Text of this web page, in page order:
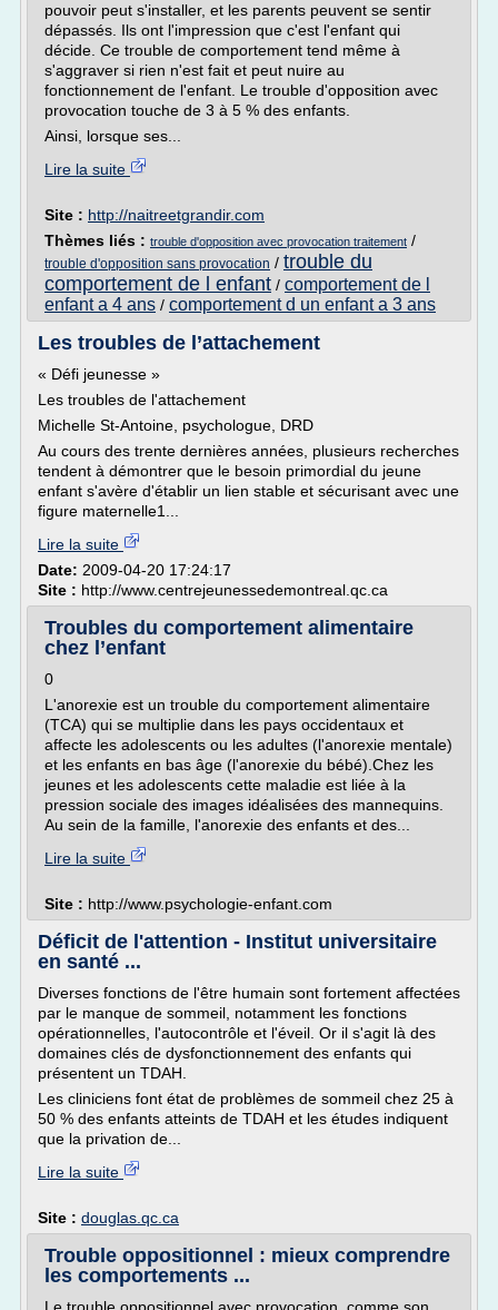
pouvoir peut s'installer, et les parents peuvent se sentir
dépassés. Ils ont l'impression que c'est l'enfant qui
décide. Ce trouble de comportement tend même à
s'aggraver si rien n'est fait et peut nuire au
fonctionnement de l'enfant. Le trouble d'opposition avec
provocation touche de 3 à 5 % des enfants.
Ainsi, lorsque ses...
Lire la suite
Site : http://naitreetgrandir.com
Thèmes liés : trouble d'opposition avec provocation traitement /
trouble d'opposition sans provocation / trouble du
comportement de l enfant / comportement de l
enfant a 4 ans / comportement d un enfant a 3 ans
Les troubles de l’attachement
« Défi jeunesse »
Les troubles de l'attachement
Michelle St-Antoine, psychologue, DRD
Au cours des trente dernières années, plusieurs recherches
tendent à démontrer que le besoin primordial du jeune
enfant s'avère d'établir un lien stable et sécurisant avec une
figure maternelle1...
Lire la suite
Date: 2009-04-20 17:24:17
Site : http://www.centrejeunessedemontreal.qc.ca
Troubles du comportement alimentaire
chez l’enfant
0
L'anorexie est un trouble du comportement alimentaire
(TCA) qui se multiplie dans les pays occidentaux et
affecte les adolescents ou les adultes (l'anorexie mentale)
et les enfants en bas âge (l'anorexie du bébé).Chez les
jeunes et les adolescents cette maladie est liée à la
pression sociale des images idéalisées des mannequins.
Au sein de la famille, l'anorexie des enfants et des...
Lire la suite
Site : http://www.psychologie-enfant.com
Déficit de l'attention - Institut universitaire
en santé ...
Diverses fonctions de l'être humain sont fortement affectées
par le manque de sommeil, notamment les fonctions
opérationnelles, l'autocontrôle et l'éveil. Or il s'agit là des
domaines clés de dysfonctionnement des enfants qui
présentent un TDAH.
Les cliniciens font état de problèmes de sommeil chez 25 à
50 % des enfants atteints de TDAH et les études indiquent
que la privation de...
Lire la suite
Site : douglas.qc.ca
Trouble oppositionnel : mieux comprendre
les comportements ...